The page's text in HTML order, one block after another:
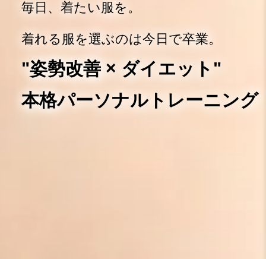
毎日、着たい服を。
着れる服を選ぶのは今日で卒業。
"姿勢改善 × ダイエット"
本格パーソナルトレーニング